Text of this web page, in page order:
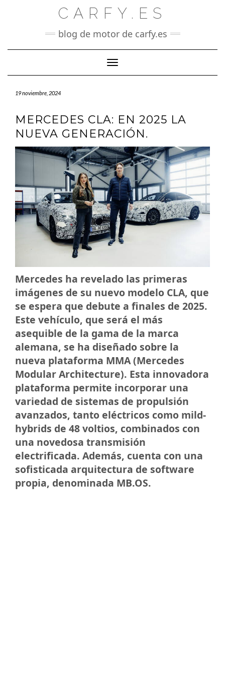
CARFY.ES
blog de motor de carfy.es
Cambiar modo de navegación
19 noviembre, 2024
MERCEDES CLA: EN 2025 LA
NUEVA GENERACIÓN.
Mercedes ha revelado las primeras
imágenes de su nuevo modelo CLA, que
se espera que debute a finales de 2025.
Este vehículo, que será el más
asequible de la gama de la marca
alemana, se ha diseñado sobre la
nueva plataforma MMA (Mercedes
Modular Architecture). Esta innovadora
plataforma permite incorporar una
variedad de sistemas de propulsión
avanzados, tanto eléctricos como mild-
hybrids de 48 voltios, combinados con
una novedosa transmisión
electrificada. Además, cuenta con una
sofisticada arquitectura de software
propia, denominada MB.OS.